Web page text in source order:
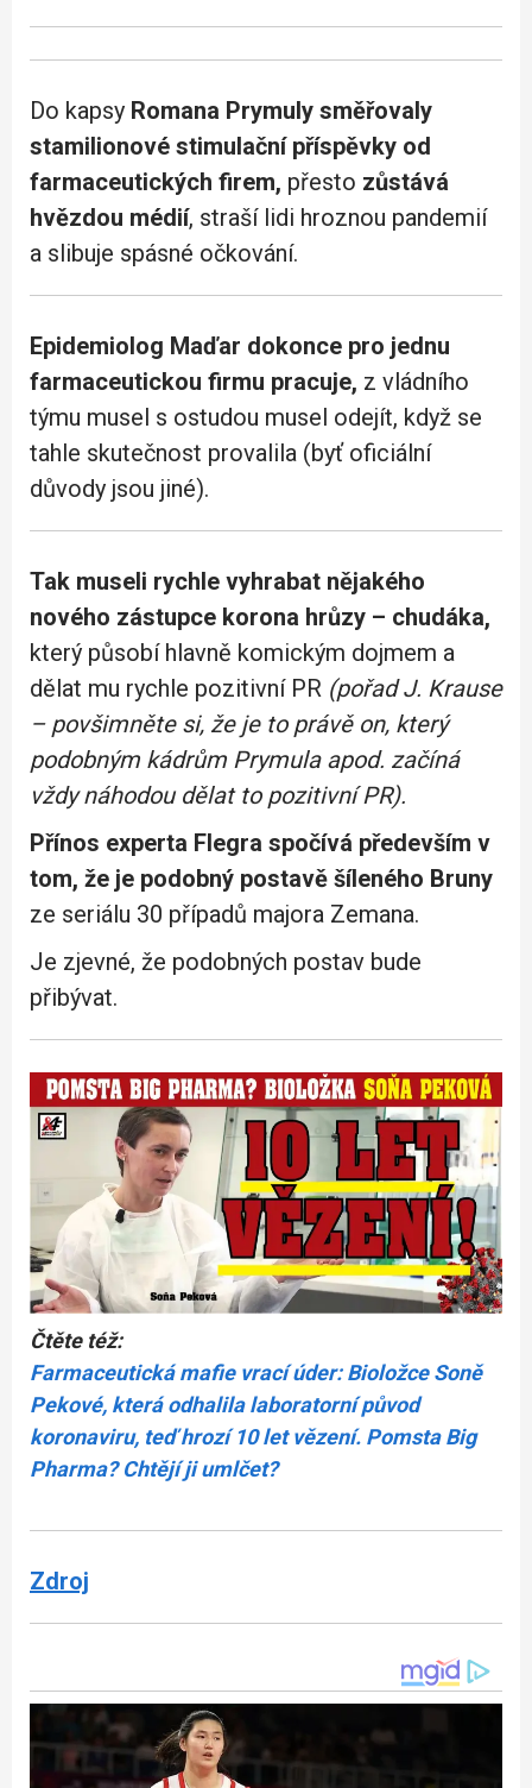
Do kapsy Romana Prymuly směřovaly
stamilionové stimulační příspěvky od
farmaceutických firem, přesto zůstává
hvězdou médií, straší lidi hroznou pandemií
a slibuje spásné očkování.
Epidemiolog Maďar dokonce pro jednu
farmaceutickou firmu pracuje, z vládního
týmu musel s ostudou musel odejít, když se
tahle skutečnost provalila (byť oficiální
důvody jsou jiné).
Tak museli rychle vyhrabat nějakého
nového zástupce korona hrůzy – chudáka,
který působí hlavně komickým dojmem a
dělat mu rychle pozitivní PR (pořad J. Krause
– povšimněte si, že je to právě on, který
podobným kádrům Prymula apod. začíná
vždy náhodou dělat to pozitivní PR).
Přínos experta Flegra spočívá především v
tom, že je podobný postavě šíleného Bruny
ze seriálu 30 případů majora Zemana.
Je zjevné, že podobných postav bude
přibývat.
Čtěte též:
Farmaceutická mafie vrací úder: Bioložce Soně
Pekové, která odhalila laboratorní původ
koronaviru, teď hrozí 10 let vězení. Pomsta Big
Pharma? Chtějí ji umlčet?
Zdroj